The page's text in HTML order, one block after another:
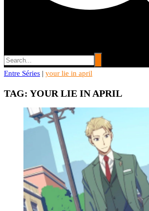
Entre Séries
Entre Séries | your lie in april
TAG: YOUR LIE IN APRIL